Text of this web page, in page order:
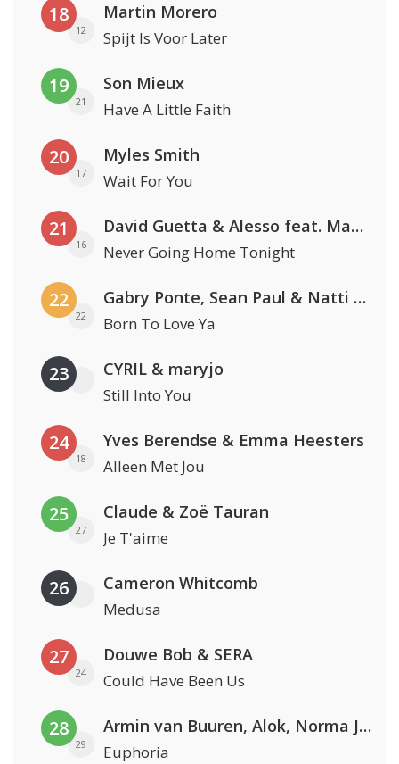
18
12
Martin Morero
Spijt Is Voor Later
19
21
Son Mieux
Have A Little Faith
20
17
Myles Smith
Wait For You
21
16
David Guetta & Alesso feat. Madison Love
Never Going Home Tonight
22
22
Gabry Ponte, Sean Paul & Natti Natasha
Born To Love Ya
23 CYRIL & maryjo
Still Into You
24
18
Yves Berendse & Emma Heesters
Alleen Met Jou
25
27
Claude & Zoë Tauran
Je T'aime
26 Cameron Whitcomb
Medusa
27
24
Douwe Bob & SERA
Could Have Been Us
28
29
Armin van Buuren, Alok, Norma Jean Martine & LAWRENT
Euphoria